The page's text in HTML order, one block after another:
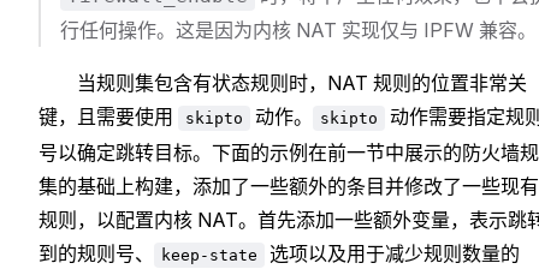
行任何操作。这是因为内核 NAT 实现仅与 IPFW 兼容。
当规则集包含有状态规则时，NAT 规则的位置非常关
键，且需要使用
skipto 动作。 skipto
动作需要指定规
号以确定跳转目标。下面的示例在前一节中展示的防火墙
集的基础上构建，添加了一些额外的条目并修改了一些现
规则，以配置内核 NAT。首先添加一些额外变量，表示跳
到的规则号、
keep-state
选项以及用于减少规则数量的